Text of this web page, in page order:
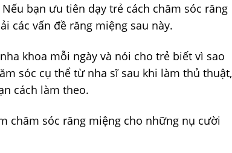
bạn ưu tiên dạy trẻ cách chăm sóc răng
các vấn đề răng miệng sau này.
khoa mỗi ngày và nói cho trẻ biết vì sao
sóc cụ thể từ nha sĩ sau khi làm thủ thuật,
cách làm theo.
chăm sóc răng miệng cho những nụ cười